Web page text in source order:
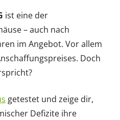
ist eine der
– auch nach
im Angebot. Vor allem
Doch
getestet und zeige dir,
Defizite ihre